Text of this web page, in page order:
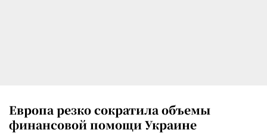
Европа резко сократила объемы
финансовой помощи Украине